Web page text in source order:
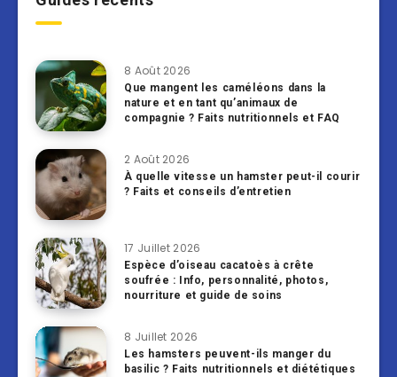
8 Août 2026
Que mangent les caméléons dans la
nature et en tant qu’animaux de
compagnie ? Faits nutritionnels et FAQ
2 Août 2026
À quelle vitesse un hamster peut-il courir
? Faits et conseils d’entretien
17 Juillet 2026
Espèce d’oiseau cacatoès à crête
soufrée : Info, personnalité, photos,
nourriture et guide de soins
8 Juillet 2026
Les hamsters peuvent-ils manger du
basilic ? Faits nutritionnels et diététiques